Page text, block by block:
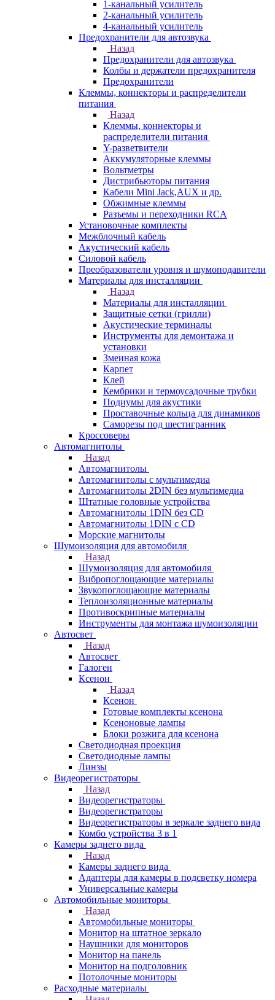
1-канальный усилитель
2-канальный усилитель
4-канальный усилитель
Предохранители для автозвука
Назад
Предохранители для автозвука
Колбы и держатели предохранителя
Предохранители
Клеммы, коннекторы и распределители
питания
Назад
Клеммы, коннекторы и
распределители питания
Y-разветвители
Аккумуляторные клеммы
Вольтметры
Дистрибьюторы питания
Кабели Mini Jack,AUX и др.
Обжимные клеммы
Разъемы и переходники RCA
Установочные комплекты
Межблочный кабель
Акустический кабель
Силовой кабель
Преобразователи уровня и шумоподавители
Материалы для инсталляции
Назад
Материалы для инсталляции
Защитные сетки (грилли)
Акустические терминалы
Инструменты для демонтажа и
установки
Змеиная кожа
Карпет
Клей
Кембрики и термоусадочные трубки
Подиумы для акустики
Проставочные кольца для динамиков
Саморезы под шестигранник
Кроссоверы
Автомагнитолы
Назад
Автомагнитолы
Автомагнитолы с мультимедиа
Автомагнитолы 2DIN без мультимедиа
Штатные головные устройства
Автомагнитолы 1DIN без CD
Автомагнитолы 1DIN с CD
Морские магнитолы
Шумоизоляция для автомобиля
Назад
Шумоизоляция для автомобиля
Вибропоглощающие материалы
Звукопоглощающие материалы
Теплоизоляционные материалы
Противоскрипные материалы
Инструменты для монтажа шумоизоляции
Автосвет
Назад
Автосвет
Галоген
Ксенон
Назад
Ксенон
Готовые комплекты ксенона
Ксеноновые лампы
Блоки розжига для ксенона
Светодиодная проекция
Светодиодные лампы
Линзы
Видеорегистраторы
Назад
Видеорегистраторы
Видеорегистраторы
Видеорегистраторы в зеркале заднего вида
Комбо устройства 3 в 1
Камеры заднего вида
Назад
Камеры заднего вида
Адаптеры для камеры в подсветку номера
Универсальные камеры
Автомобильные мониторы
Назад
Автомобильные мониторы
Монитор на штатное зеркало
Наушники для мониторов
Монитор на панель
Монитор на подголовник
Потолочные мониторы
Расходные материалы